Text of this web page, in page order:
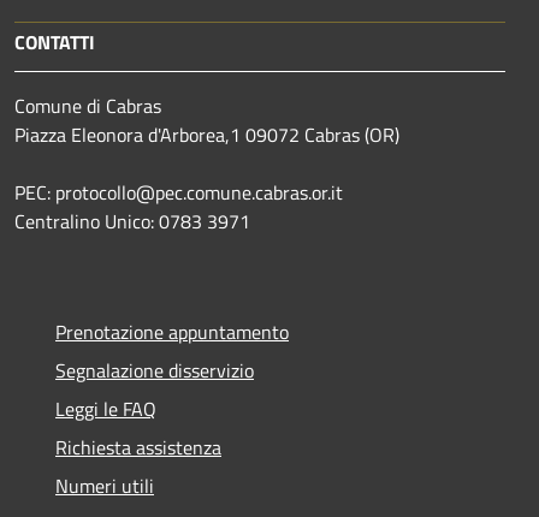
CONTATTI
Comune di Cabras
Piazza Eleonora d'Arborea,1 09072 Cabras (OR)
PEC: protocollo@pec.comune.cabras.or.it
Centralino Unico: 0783 3971
Prenotazione appuntamento
Segnalazione disservizio
Leggi le FAQ
Richiesta assistenza
Numeri utili